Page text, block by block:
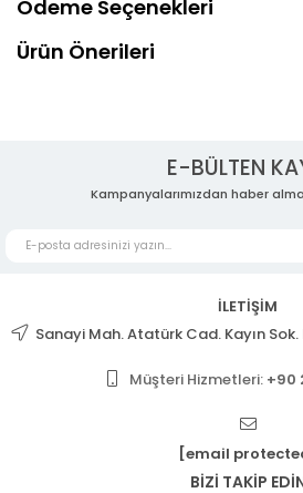
Ödeme Seçenekleri
Ürün Önerileri
E-BÜLTEN
Kampanyalarımızdan haber
İLETİŞİM
Sanayi Mah. Atatürk Cad. Kayın
Müşteri Hizmetleri: +90
[email
BİZİ TAKİP